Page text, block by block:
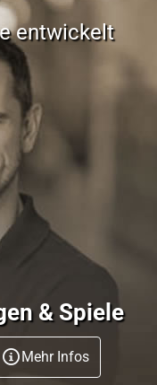
& Spiele
Mehr Infos
entwickelt